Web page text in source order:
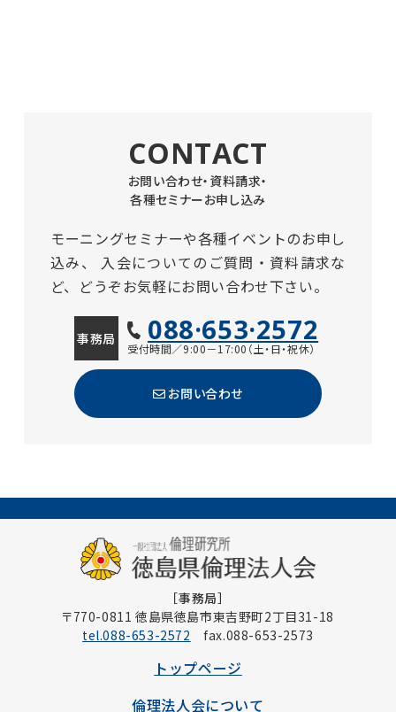
CONTACT
お問い合わせ・資料請求・
各種セミナーお申し込み
モーニングセミナーや各種イベントのお申し
込み、
入会についてのご質問・資料請求な
ど、どうぞお気軽にお問い合わせ下さい。
事務局 088·653·2572
受付時間／9:00－17:00（土・日・祝休）
お問い合わせ
［事務局］
〒770-0811 徳島県徳島市東吉野町2丁目31-18
tel.088-653-2572 fax.088-653-2573
トップページ
倫理法人会について